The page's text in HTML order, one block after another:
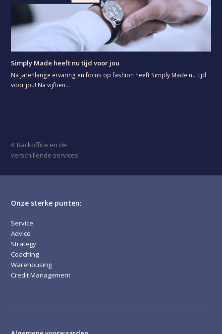
Simply Made heeft nu tijd voor jou
Na jarenlange ervaring en focus op fashion heeft Simply Made nu tijd
voor jou! Na vijftien…
previous
post:
Backoffice en de
verschillende services
Onze sterke punten:
Service
Advice
Strategy
Coaching
Warehousing
Credit Management